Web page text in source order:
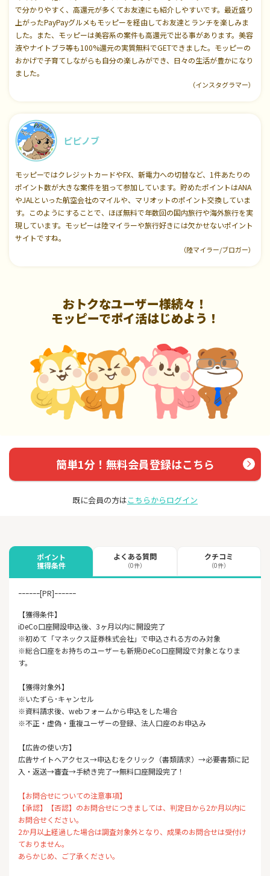
で分かりやすく、高還元が多くてお友達にも紹介しやすいです。最近盛り
上がったPayPayグルメもモッピーを経由してお友達とランチを楽しみま
した。また、モッピーは美容系の案件も高還元で出る事があります。美容
液やナイトブラ等も100%還元の実質無料でGETできました。モッピーの
おかげで子育てしながらも自分の楽しみができ、日々の生活が豊かになり
ました。
（インスタグラマー）
ピピノブ
モッピーではクレジットカードやFX、新電力への切替など、1件あたりの
ポイント数が大きな案件を狙って参加しています。貯めたポイントはANA
やJALといった航空会社のマイルや、マリオットのポイント交換していま
す。このようにすることで、ほぼ無料で年数回の国内旅行や海外旅行を実
現しています。モッピーは陸マイラーや旅行好きには欠かせないポイント
サイトですね。
（陸マイラー/ブロガー）
おトクなユーザー様続々！
モッピーでポイ活はじめよう！
簡単1分！無料会員登録はこちら
既に会員の方はこちらからログイン
ポイント
獲得条件
よくある質問
（0件）
クチコミ
（0件）
ｰｰｰｰｰｰ[PR]ｰｰｰｰｰｰ
【獲得条件】
iDeCo口座開設申込後、3ヶ月以内に開設完了
※初めて「マネックス証券株式会社」で申込される方のみ対象
※総合口座をお持ちのユーザーも新規iDeCo口座開設で対象となりま
す。
【獲得対象外】
※いたずら･キャンセル
※資料請求後、webフォームから申込をした場合
※不正・虚偽・重複ユーザーの登録、法人口座のお申込み
【広告の使い方】
広告サイトへアクセス→申込むをクリック（書類請求）→必要書類に記
入・返送→審査→手続き完了→無料口座開設完了！
【お問合せについての注意事項】
【承認】【否認】のお問合せにつきましては、判定日から2か月以内に
お問合せください。
2か月以上経過した場合は調査対象外となり、成果のお問合せは受付け
ておりません。
あらかじめ、ご了承ください。